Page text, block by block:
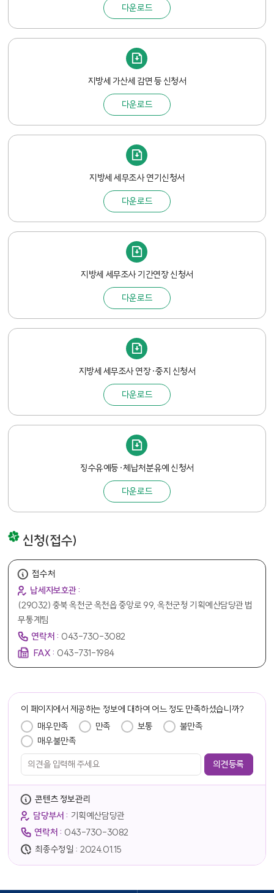
다운로드
지방세 가산세 감면 등 신청서
다운로드
지방세 세무조사 연기신청서
다운로드
지방세 세무조사 기간연장 신청서
다운로드
지방세 세무조사 연장·중지 신청서
다운로드
징수유예등·체납처분유예 신청서
다운로드
신청(접수)
접수처
납세자보호관 :
(29032) 충북 옥천군 옥천읍 중앙로 99, 옥천군청 기획예산담당관 법
무통계팀
연락처 : 043-730-3082
FAX : 043-731-1984
이 페이지에서 제공하는 정보에 대하여 어느 정도 만족하셨습니까?
매우만족 만족 보통
불만족
매우불만족
콘텐츠 정보관리
담당부서 : 기획예산담당관
연락처 : 043-730-3082
최종수정일 : 2024.01.15